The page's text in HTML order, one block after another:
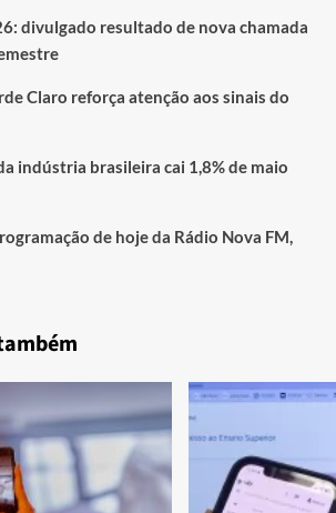
divulgado resultado de nova chamada
Claro reforça atenção aos sinais do
indústria brasileira cai 1,8% de maio
de hoje da Rádio Nova FM,